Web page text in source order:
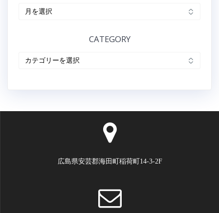
CATEGORY
広島県安芸郡海田町稲荷町14-3-2F